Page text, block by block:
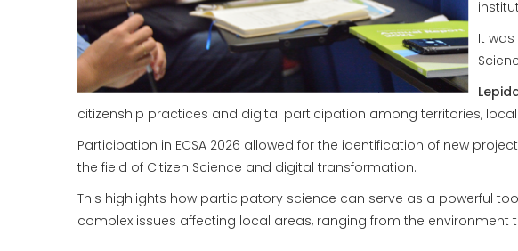
It
citizenship practices and digital participation among territories,
Participation in ECSA 2026 allowed for the identification of new
the field of Citizen Science and digital transformation.
This highlights how participatory science can serve as a powerful
complex issues affecting local areas, ranging from the environment